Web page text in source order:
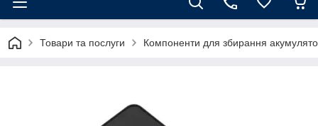
Товари та послуги Компоненти для збирання